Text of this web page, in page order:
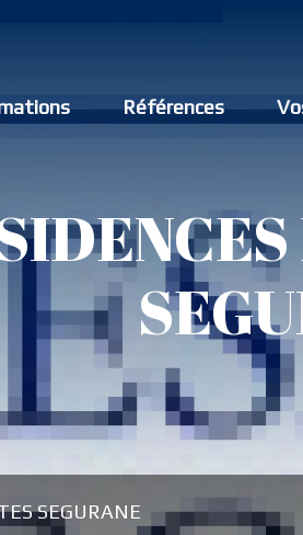
Références
SEGURANE